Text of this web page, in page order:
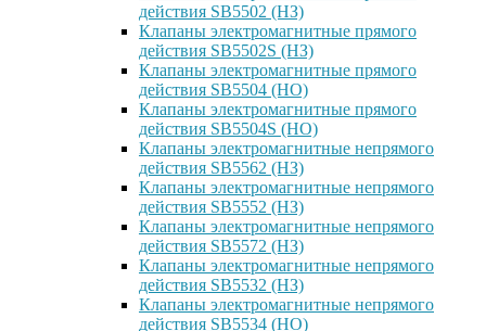
действия SB5502 (НЗ)
Клапаны электромагнитные прямого
действия SB5502S (НЗ)
Клапаны электромагнитные прямого
действия SB5504 (НО)
Клапаны электромагнитные прямого
действия SB5504S (НО)
Клапаны электромагнитные непрямого
действия SB5562 (НЗ)
Клапаны электромагнитные непрямого
действия SB5552 (НЗ)
Клапаны электромагнитные непрямого
действия SB5572 (НЗ)
Клапаны электромагнитные непрямого
действия SB5532 (НЗ)
Клапаны электромагнитные непрямого
действия SB5534 (НО)